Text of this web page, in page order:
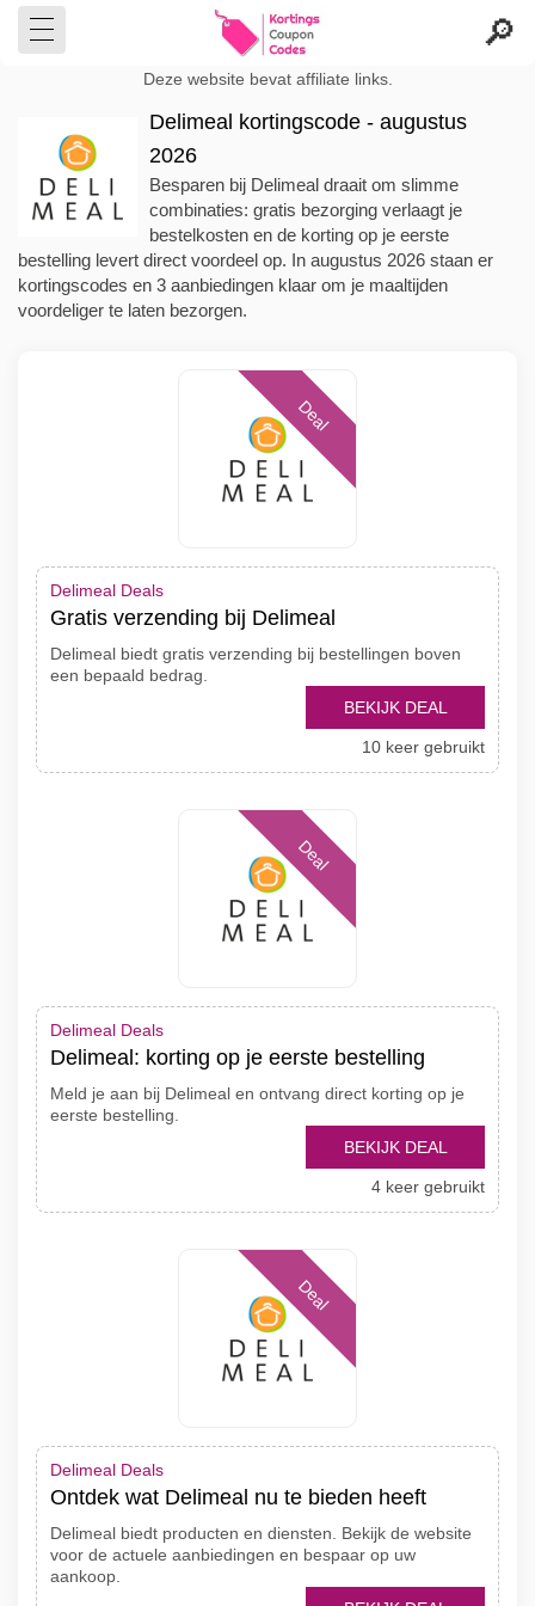
Deze website bevat affiliate links.
Delimeal kortingscode - augustus
2026
Besparen bij Delimeal draait om slimme
combinaties: gratis bezorging verlaagt je
bestelkosten en de korting op je eerste
bestelling levert direct voordeel op. In augustus 2026 staan er
kortingscodes en 3 aanbiedingen klaar om je maaltijden
voordeliger te laten bezorgen.
Deal
Delimeal Deals
Gratis verzending bij Delimeal
Delimeal biedt gratis verzending bij bestellingen boven
een bepaald bedrag.
BEKIJK DEAL
10 keer gebruikt
Deal
Delimeal Deals
Delimeal: korting op je eerste bestelling
Meld je aan bij Delimeal en ontvang direct korting op je
eerste bestelling.
BEKIJK DEAL
4 keer gebruikt
Deal
Delimeal Deals
Ontdek wat Delimeal nu te bieden heeft
Delimeal biedt producten en diensten. Bekijk de website
voor de actuele aanbiedingen en bespaar op uw
aankoop.